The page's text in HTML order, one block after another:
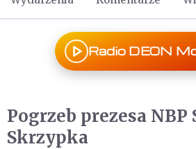
Radio DEON
Pogrzeb prezesa NBP
Skrzypka